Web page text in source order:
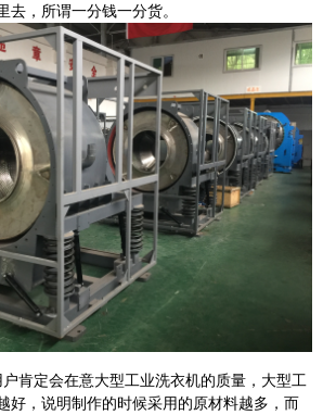
去，所谓一分钱一分货。
户肯定会在意大型工业洗衣机的质量，大型工
好，说明制作的时候采用的原材料越多，而